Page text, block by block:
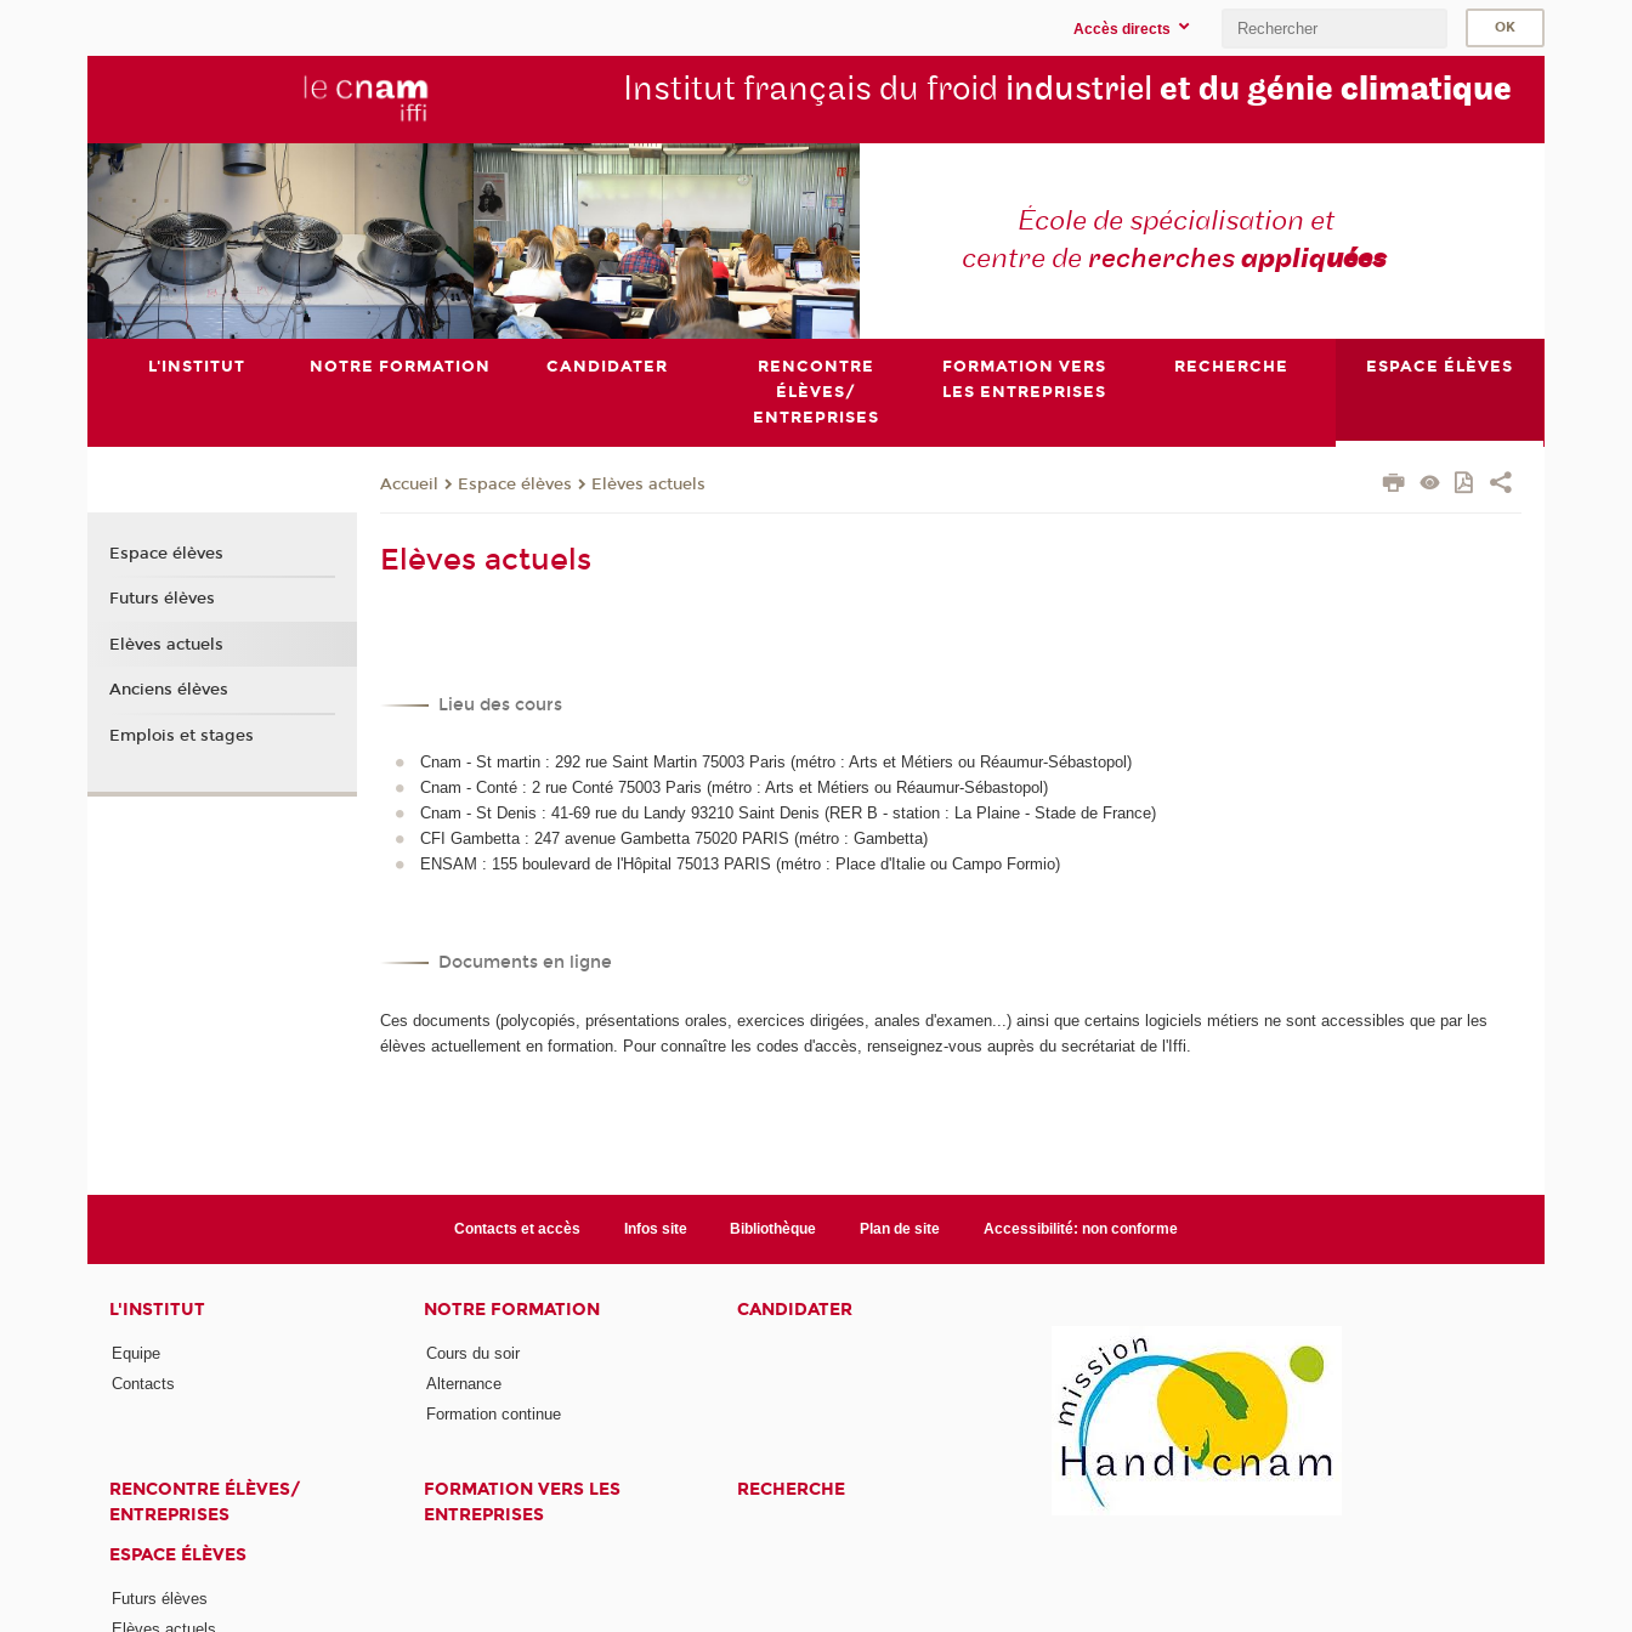
Accès directs
Institut français du froid industriel et du génie climatique
École de spécialisation et
centre de recherchesappliquées
L'INSTITUT NOTRE FORMATION CANDIDATER
RENCONTRE
ÉLÈVES/
ENTREPRISES
FORMATION VERS
LES ENTREPRISES
RECHERCHE ESPACE ÉLÈVES
Accueil Espace élèves Elèves actuels
Elèves actuels
Lieu des cours
Cnam - St martin : 292 rue Saint Martin 75003 Paris (métro : Arts et Métiers ou Réaumur-Sébastopol)
Cnam - Conté : 2 rue Conté 75003 Paris (métro : Arts et Métiers ou Réaumur-Sébastopol)
Cnam - St Denis : 41-69 rue du Landy 93210 Saint Denis (RER B - station : La Plaine - Stade de France)
CFI Gambetta : 247 avenue Gambetta 75020 PARIS (métro : Gambetta)
ENSAM : 155 boulevard de l'Hôpital 75013 PARIS (métro : Place d'Italie ou Campo Formio)
Documents en ligne
Ces documents (polycopiés, présentations orales, exercices dirigées, anales d'examen...) ainsi que certains logiciels métiers ne sont accessibles que par les
élèves actuellement en formation. Pour connaître les codes d'accès, renseignez-vous auprès du secrétariat de l'Iffi.
Espace élèves
Futurs élèves
Elèves actuels
Anciens élèves
Emplois et stages
Contacts et accès Infos site Bibliothèque Plan de site Accessibilité: non conforme
L'INSTITUT
Equipe
Contacts
NOTRE FORMATION
Cours du soir
Alternance
Formation continue
CANDIDATER
RENCONTRE ÉLÈVES/
ENTREPRISES
FORMATION VERS LES
ENTREPRISES
RECHERCHE
ESPACE ÉLÈVES
Futurs élèves